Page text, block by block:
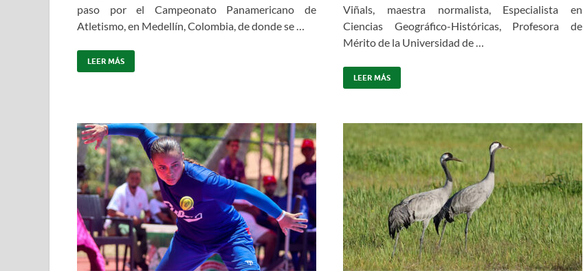
paso por el Campeonato Panamericano de
Atletismo, en Medellín, Colombia, de donde se …
LEER MÁS
Viñals, maestra normalista, Especialista en
Ciencias Geográfico-Históricas, Profesora de
Mérito de la Universidad de …
LEER MÁS